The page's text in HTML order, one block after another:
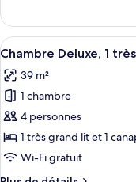
très
grand
lit
le
type
de
Chambre
Deluxe,
très
grand
lit
Afficher
toutes
les
photos
pour
ce
type
6
Chambre Deluxe, 1
39 m²
1 chambre
4 personnes
1 très grand lit et 1
Wi-Fi gratuit